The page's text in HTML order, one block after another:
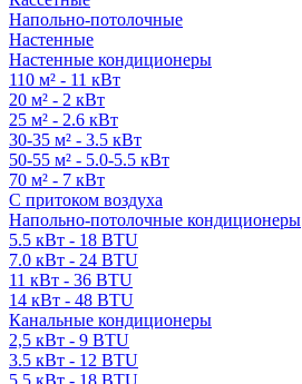
Напольно-потолочные
Настенные
Настенные кондиционеры
110 м² - 11 кВт
20 м² - 2 кВт
25 м² - 2.6 кВт
30-35 м² - 3.5 кВт
50-55 м² - 5.0-5.5 кВт
70 м² - 7 кВт
С притоком воздуха
Напольно-потолочные кондиционеры
5.5 кВт - 18 BTU
7.0 кВт - 24 BTU
11 кВт - 36 BTU
14 кВт - 48 BTU
Канальные кондиционеры
2,5 кВт - 9 BTU
3.5 кВт - 12 BTU
5.5 кВт - 18 BTU